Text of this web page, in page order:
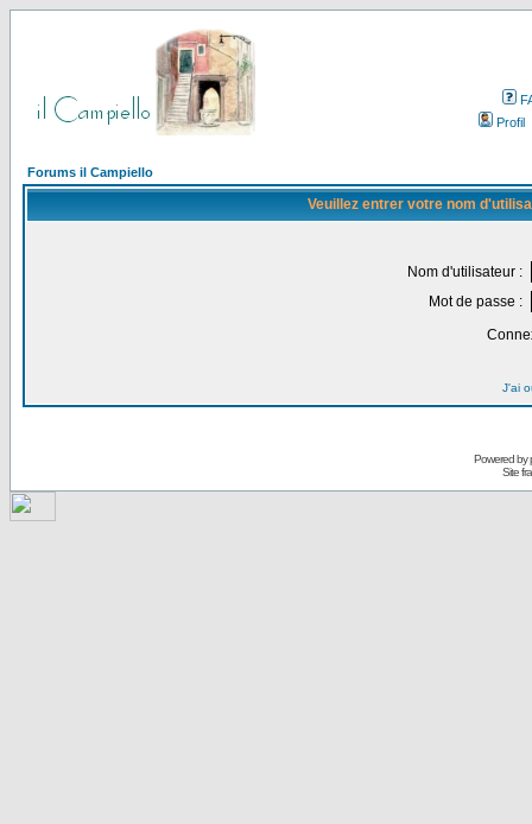
Profil
Forums il Campiello
Veuillez entrer votre nom
Nom d'utilisateur :
Mot de passe :
J'ai
Powered by
Site